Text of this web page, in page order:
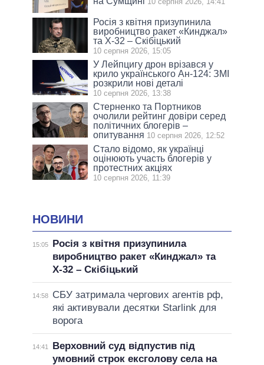
Росія з квітня призупинила
виробництво ракет «Кинджал»
та Х-32 – Скібіцький
10 серпня 2026, 15:05
У Лейпцигу дрон врізався у
крило українського Ан-124: ЗМІ
розкрили нові деталі
10 серпня 2026, 13:38
Стерненко та Портников
очолили рейтинг довіри серед
політичних блогерів –
опитування 10 серпня 2026, 12:52
Стало відомо, як українці
оцінюють участь блогерів у
протестних акціях
10 серпня 2026, 11:39
НОВИНИ
15:05
Росія з квітня призупинила
виробництво ракет «Кинджал» та
Х-32 – Скібіцький
14:58
СБУ затримала чергових агентів рф,
які активували десятки Starlink для
ворога
14:41
Верховний суд відпустив під
умовний строк ексголову села на